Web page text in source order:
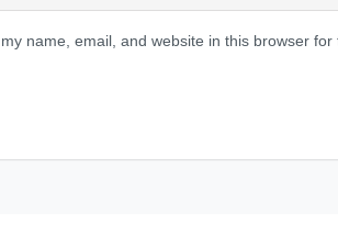
name, email, and website in this browser